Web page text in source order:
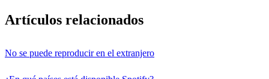
Artículos relacionados
No se puede reproducir en el extranjero